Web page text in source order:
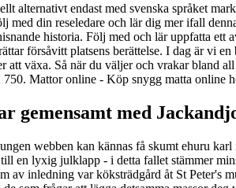
alternativt endast med svenska språket
med din reseledare och lär dig mer ifall
historia. Följ med och lär uppfatta ett
försåvitt platsens berättelse. I dag är vi
att växa. Så när du väljer och vrakar bland
Mattor online - Köp snygg matta online
gemensamt med
webben kan kännas få skumt ehuru
en lyxig julklapp - i detta fallet stämmer
av inledning var köksträdgård åt St